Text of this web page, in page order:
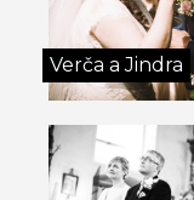
Verča a Jindra